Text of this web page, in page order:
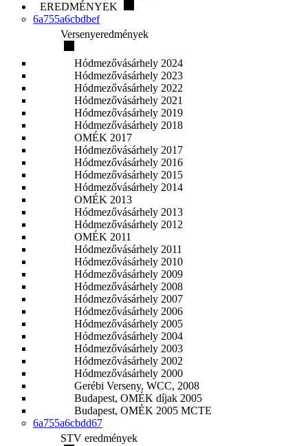
EREDMÉNYEK
6a755a6cbdbef
Versenyeredmények
Hódmezővásárhely 2024
Hódmezővásárhely 2023
Hódmezővásárhely 2022
Hódmezővásárhely 2021
Hódmezővásárhely 2019
Hódmezővásárhely 2018
OMÉK 2017
Hódmezővásárhely 2017
Hódmezővásárhely 2016
Hódmezővásárhely 2015
Hódmezővásárhely 2014
OMÉK 2013
Hódmezővásárhely 2013
Hódmezővásárhely 2012
OMÉK 2011
Hódmezővásárhely 2011
Hódmezővásárhely 2010
Hódmezővásárhely 2009
Hódmezővásárhely 2008
Hódmezővásárhely 2007
Hódmezővásárhely 2006
Hódmezővásárhely 2005
Hódmezővásárhely 2004
Hódmezővásárhely 2003
Hódmezővásárhely 2002
Hódmezővásárhely 2000
Gerébi Verseny, WCC, 2008
Budapest, OMÉK díjak 2005
Budapest, OMÉK 2005 MCTE
6a755a6cbdd67
STV eredmények